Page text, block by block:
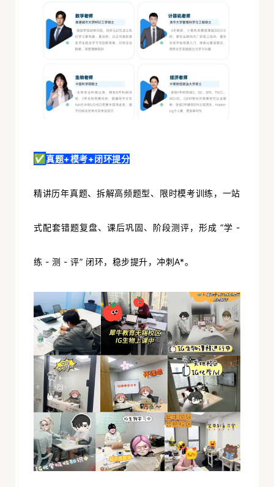
✅真题+模考+闭环提分
精讲历年真题、拆解高频题型、限时模考训练，一站
式配套错题复盘、课后巩固、阶段测评，形成 “学 -
练 - 测 - 评” 闭环，稳步提升，冲刺A*。